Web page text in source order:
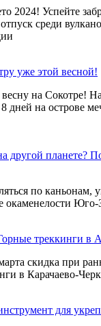
2024! Успейте
среди
уже этой весной!
на Сокотре!
дней на острове
другой планете?
по каньонам,
окаменелости Юго-
треккинги в
скидка при
в Карачаево-
для